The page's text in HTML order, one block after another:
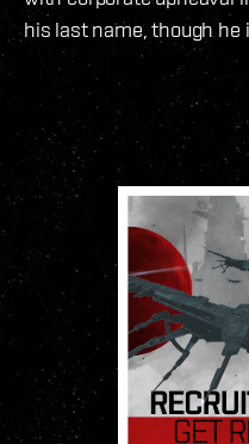
his last name, though he